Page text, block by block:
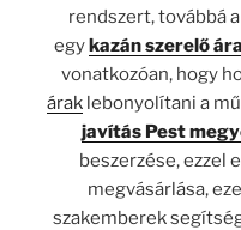
rendszert, továbbá
egykazán szerelő
vonatkozóan, hogy
árak lebonyolítani a
javítás Pest
beszerzése, ezzel
megvásárlása,
szakemberek